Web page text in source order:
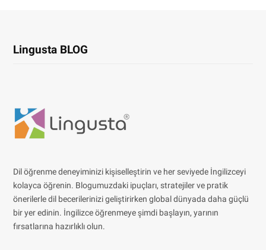
Lingusta BLOG
Dil öğrenme deneyiminizi kişiselleştirin ve her seviyede İngilizceyi
kolayca öğrenin. Blogumuzdaki ipuçları, stratejiler ve pratik
önerilerle dil becerilerinizi geliştirirken global dünyada daha güçlü
bir yer edinin. İngilizce öğrenmeye şimdi başlayın, yarının
fırsatlarına hazırlıklı olun.